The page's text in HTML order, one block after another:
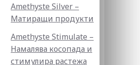
Amethyste Silver –
Матиращи продукти
Amethyste Stimulate –
Намалява косопада и
стимулира растежа